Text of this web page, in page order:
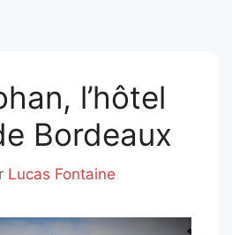
l’hôtel
Bordeaux
Lucas Fontaine